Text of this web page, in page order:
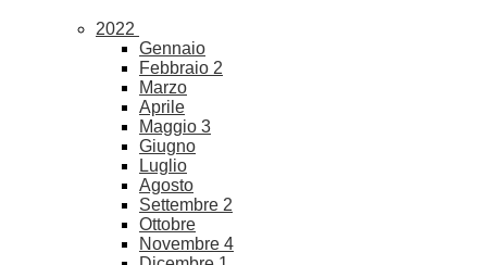
2022
Gennaio
Febbraio 2
Marzo
Aprile
Maggio 3
Giugno
Luglio
Agosto
Settembre 2
Ottobre
Novembre 4